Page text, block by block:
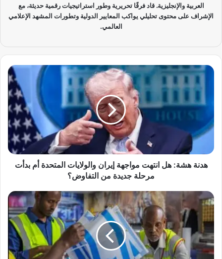
العربية والإنجليزية. قاد فرقًا تحريرية وطور استراتيجيات رقمية حديثة، مع
الإشراف على محتوى تحليلي يواكب المعايير الدولية وتطورات المشهد الإعلامي
العالمي.
ه
ش
ة
ه
ت
ه
ت
و
ا
هدنة هشة: هل انتهت مواجهة إيران والولايات المتحدة أم بدأت
مرحلة جديدة من التفاوض؟
ا
ع
ت
ا
ف